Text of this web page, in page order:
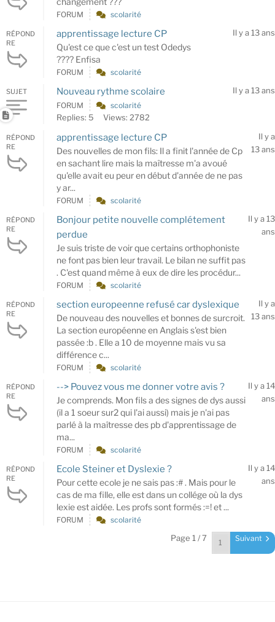
FORUM scolarité
RÉPOND
RE
apprentissage lecture CP
Qu'est ce que c'est un test Odedys
???? Enfisa
Il y a 13 ans
FORUM scolarité
SUJET Nouveau rythme scolaire Il y a 13 ans
FORUM scolarité
Replies: 5 Views: 2782
RÉPOND
RE
apprentissage lecture CP
Des nouvelles de mon fils: Il a finit l'année de Cp
en sachant lire mais la maîtresse m'a avoué
qu'elle avait eu peur en début d'année de ne pas
y ar...
Il y a
13 ans
FORUM scolarité
RÉPOND
RE
Bonjour petite nouvelle complétement
perdue
Je suis triste de voir que certains orthophoniste
ne font pas bien leur travail. Le bilan ne suffit pas
. C'est quand même à eux de dire les procédur...
Il y a 13
ans
FORUM scolarité
RÉPOND
RE
section europeenne refusé car dyslexique
De nouveau des nouvelles et bonnes de surcroit.
La section européenne en Anglais s'est bien
passée :b . Elle a 10 de moyenne mais vu sa
différence c...
Il y a
13 ans
FORUM scolarité
RÉPOND
RE
--> Pouvez vous me donner votre avis ?
Je comprends. Mon fils a des signes de dys aussi
(il a 1 soeur sur2 qui l'ai aussi) mais je n'ai pas
parlé à la maîtresse des pb d'apprentissage de
ma...
Il y a 14
ans
FORUM scolarité
RÉPOND
RE
Ecole Steiner et Dyslexie ?
Pour cette ecole je ne sais pas :# . Mais pour le
cas de ma fille, elle est dans un collége où la dys
lexie est aidée. Les profs sont formés :=! et ...
Il y a 14
ans
FORUM scolarité
Page 1 / 7 Suivant